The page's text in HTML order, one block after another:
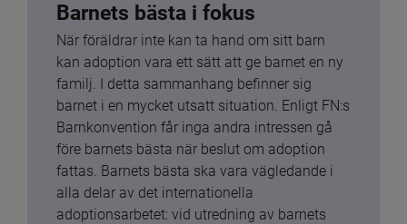
Barnets bästa i fokus
När föräldrar inte kan ta hand om sitt barn
kan adoption vara ett sätt att ge barnet en ny
familj. I detta sammanhang befinner sig
barnet i en mycket utsatt situation. Enligt FN:s
Barnkonvention får inga andra intressen gå
före barnets bästa när beslut om adoption
fattas. Barnets bästa ska vara vägledande i
alla delar av det internationella
adoptionsarbetet: vid utredning av barnets